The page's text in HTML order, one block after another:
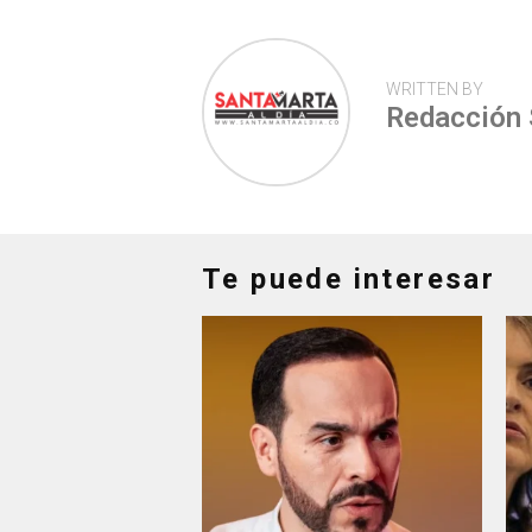
WRITTEN BY
Redacción
Te puede interesar